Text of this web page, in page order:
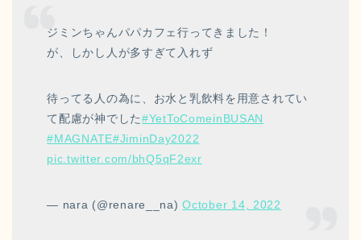
ジミンちゃんパパカフェ行ってきました！
が、しかし人が多すぎて入れず
待ってる人の為に、お水と乳飲料を用意されてい
て配慮が神でした#YetToComeinBUSAN
#MAGNATE#JiminDay2022
pic.twitter.com/bhQ5qF2exr
— nara (@renare__na)October 14, 2022